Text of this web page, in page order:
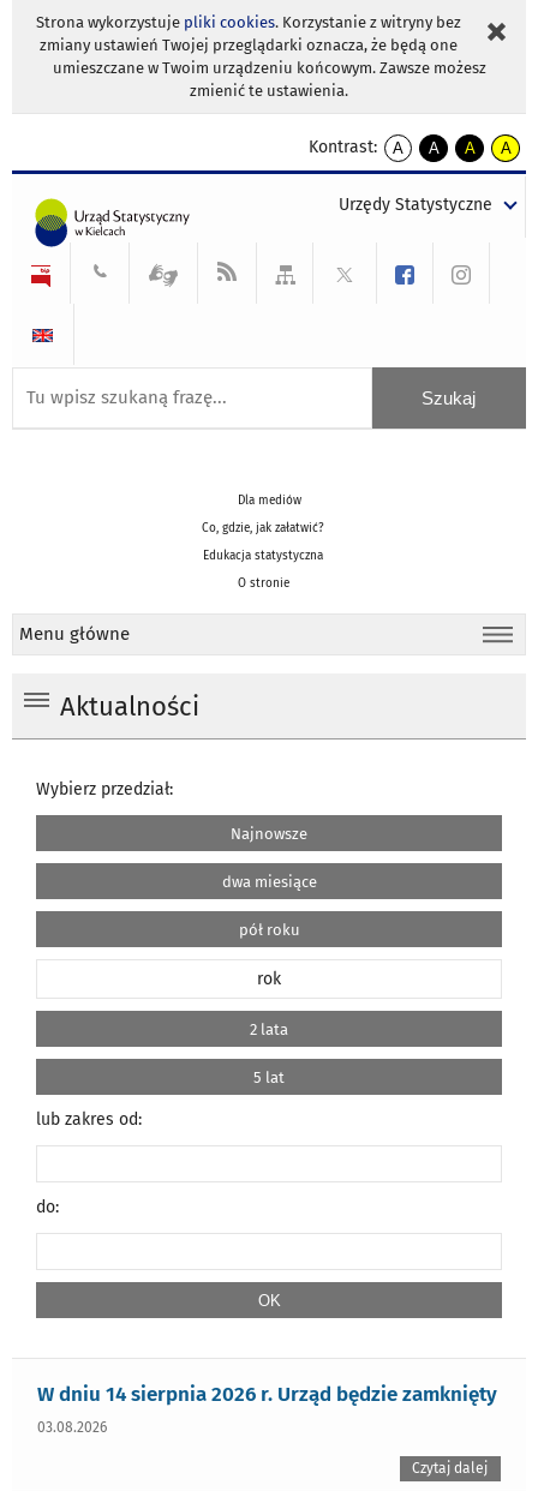
Strona wykorzystuje pliki cookies. Korzystanie z witryny bez
zmiany ustawień Twojej przeglądarki oznacza, że będą one
umieszczane w Twoim urządzeniu końcowym. Zawsze możesz
zmienić te ustawienia.
Kontrast:
A
kontrast
A
kontrast
tekst
czarnym
A
kontrast
tekst
czarnym
A
tekst
żółtym
Urzędy Statystyczne
Dla mediów
Co, gdzie, jak załatwić?
Edukacja statystyczna
O stronie
Menu główne
Aktualności
Wybierz przedział:
Najnowsze
dwa miesiące
pół roku
rok
2 lata
5 lat
lub zakres od:
do:
W dniu 14 sierpnia 2026 r. Urząd będzie zamknięty
03.08.2026
Czytaj dalej